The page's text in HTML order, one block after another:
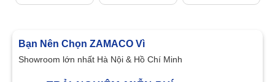
Bạn Nên Chọn ZAMACO Vì
Showroom lớn nhất Hà Nội & Hồ Chí Minh